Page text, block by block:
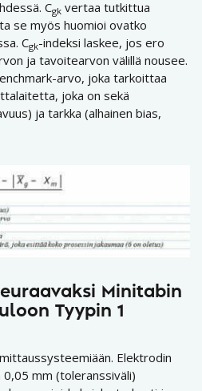
Cgk vertaa tutkittua
se myös huomioi ovatko
Cgk-indeksi laskee, jos ero
ja tavoitearvon välillä nousee.
arvo, joka tarkoittaa
joka on sekä
ja tarkka (alhainen bias,
Minitabin
Tyypin 1
Elektrodin
mm (toleranssiväli)